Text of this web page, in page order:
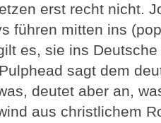
erst recht nicht.
führen mitten ins
es, sie ins
sagt dem
deutet aber an,
aus christlichem